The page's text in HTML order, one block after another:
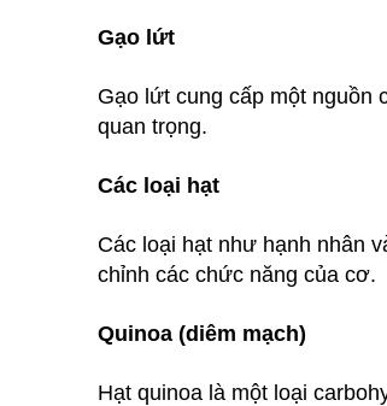
Gạo lứt
Gạo lứt cung cấp một nguồn
quan trọng.
Các loại hạt
Các loại hạt như hạnh nhân
chỉnh các chức năng của cơ.
Quinoa (diêm mạch)
Hạt quinoa là một loại